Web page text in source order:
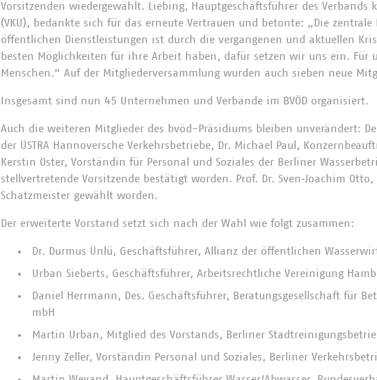
Vorsitzenden wiedergewählt. Liebing, Hauptgeschäftsführer des Verbands
(VKU), bedankte sich für das erneute Vertrauen und betonte: „Die zentrale
öffentlichen Dienstleistungen ist durch die vergangenen und aktuellen
besten Möglichkeiten für ihre Arbeit haben, dafür setzen wir uns ein. Für
Menschen.“ Auf der Mitgliederversammlung wurden auch sieben neue
Insgesamt sind nun 45 Unternehmen und Verbände im BVÖD organisiert.
Auch die weiteren Mitglieder des bvöd-Präsidiums bleiben unverändert:
der ÜSTRA Hannoversche Verkehrsbetriebe, Dr. Michael Paul,
Kerstin Oster, Vorständin für Personal und Soziales der Berliner
stellvertretende Vorsitzende bestätigt worden. Prof. Dr. Sven‐Joachim
Schatzmeister gewählt worden.
Der erweiterte Vorstand setzt sich nach der Wahl wie folgt zusammen:
Dr. Durmus Ünlü, Geschäftsführer, Allianz der öffentlichen
Urban Sieberts, Geschäftsführer, Arbeitsrechtliche Vereinigung
Daniel Herrmann, Des. Geschäftsführer, Beratungsgesellschaft für
mbH
Martin Urban, Mitglied des Vorstands, Berliner
Jenny Zeller, Vorständin Personal und Soziales, Berliner